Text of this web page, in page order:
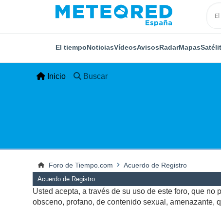
El tiempoNoticiasVídeosAvisosRadarMapas
Inicio Buscar
Foro de Tiempo.com Acuerdo de Registro
Acuerdo de Registro
Usted acepta, a través de su uso de este foro, que
obsceno, profano, de contenido sexual, amenazante,